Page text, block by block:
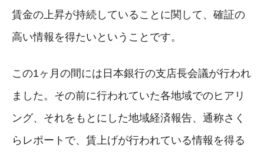
賃金の上昇が持続していることに関して、確証の
高い情報を得たいということです。
この1ヶ月の間には日本銀行の支店長会議が行われ
ました。その前に行われていた各地域でのヒアリ
ング、それをもとにした地域経済報告、通称さく
らレポートで、賃上げが行われている情報を得る